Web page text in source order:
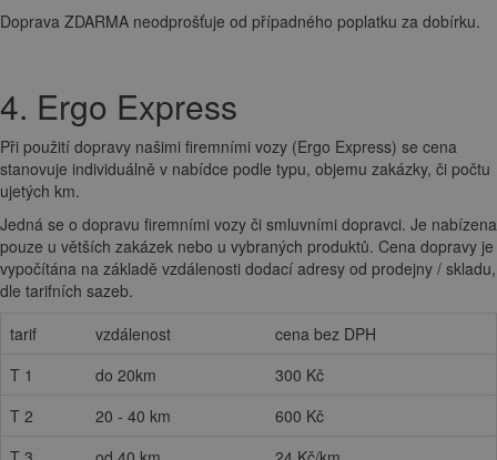
Doprava ZDARMA neodprošťuje od případného poplatku za dobírku.
4. Ergo Express
Při použití dopravy našimi firemními vozy (Ergo Express) se cena
stanovuje individuálně v nabídce podle typu, objemu zakázky, či počtu
ujetých km.
Jedná se o dopravu firemními vozy či smluvními dopravci. Je nabízena
pouze u větších zakázek nebo u vybraných produktů. Cena dopravy je
vypočítána na základě vzdálenosti dodací adresy od prodejny / skladu,
dle tarifních sazeb.
tarif
vzdálenost
cena bez DPH
T 1
do 20km
300 Kč
T 2
20 - 40 km
600 Kč